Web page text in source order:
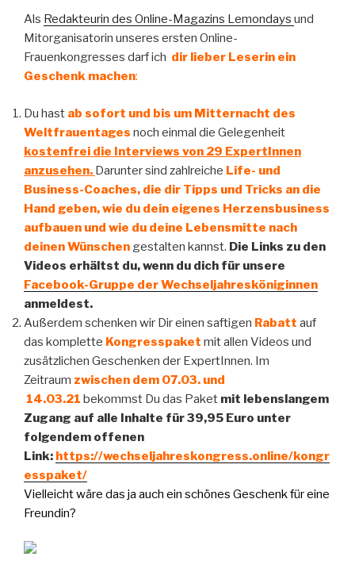
Als Redakteurin des Online-Magazins Lemondays und
Mitorganisatorin unseres ersten Online-
Frauenkongresses darf ich dir lieber Leserin ein
Geschenk machen:
Du hast ab sofort und bis um Mitternacht des
Weltfrauentages noch einmal die Gelegenheit
kostenfrei die Interviews von 29 ExpertInnen
anzusehen. Darunter sind zahlreiche Life- und
Business-Coaches, die dir Tipps und Tricks an die
Hand geben, wie du dein eigenes Herzensbusiness
aufbauen und wie du deine Lebensmitte nach
deinen Wünschen gestalten kannst. Die Links zu den
Videos erhältst du, wenn du dich für unsere
Facebook-Gruppe der Wechseljahresköniginnen
anmeldest.
Außerdem schenken wir Dir einen saftigen Rabatt auf
das komplette Kongresspaket mit allen Videos und
zusätzlichen Geschenken der ExpertInnen. Im
Zeitraum zwischen dem 07.03. und
14.03.21 bekommst Du das Paket mit lebenslangem
Zugang auf alle Inhalte für 39,95 Euro unter
folgendem offenen
Link: https://wechseljahreskongress.online/kongr
esspaket/
Vielleicht wäre das ja auch ein schönes Geschenk für eine
Freundin?